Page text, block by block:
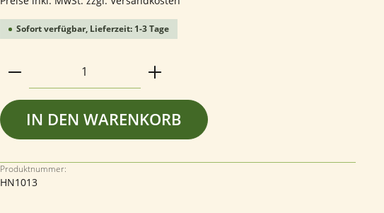
Sofort verfügbar, Lieferzeit: 1-3 Tage
Produkt Anzahl: Gib den gewünschten Wert
IN DEN WARENKORB
Produktnummer:
HN1013